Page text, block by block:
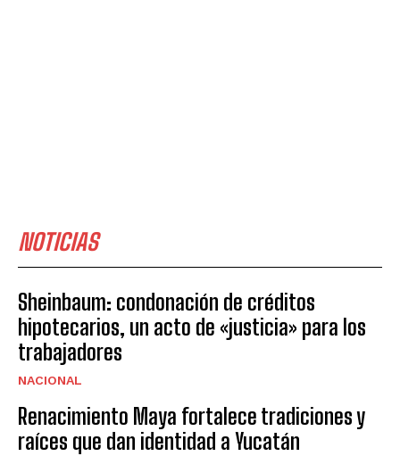
NOTICIAS
Sheinbaum: condonación de créditos
hipotecarios, un acto de «justicia» para los
trabajadores
NACIONAL
Renacimiento Maya fortalece tradiciones y
raíces que dan identidad a Yucatán